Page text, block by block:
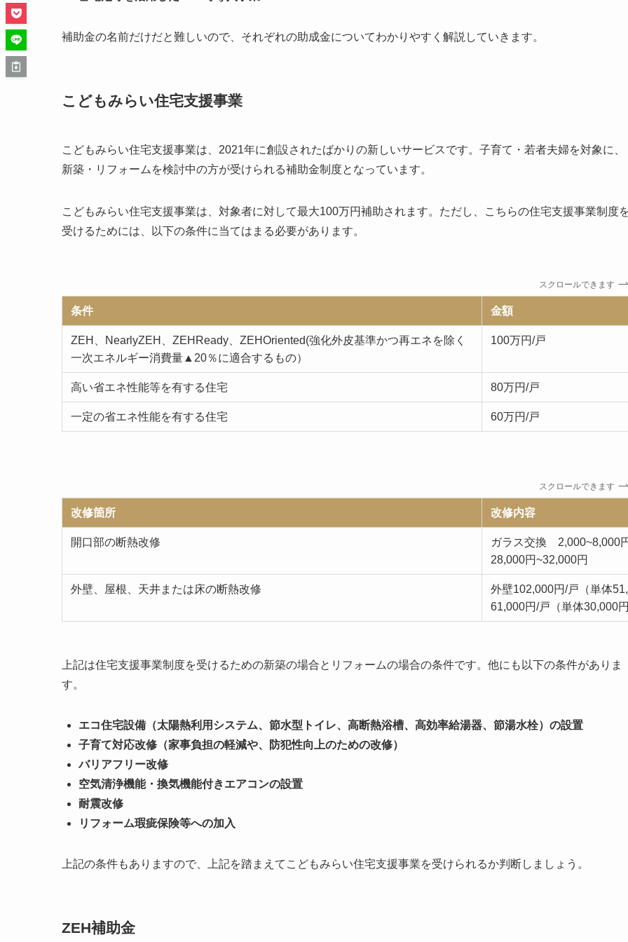
補助金の名前だけだと難しいので、それぞれの助成金についてわかりやすく解説していきます。
こどもみらい住宅支援事業
こどもみらい住宅支援事業は、2021年に創設されたばかりの新しいサービスです。子育て・若者夫婦を対象に、
新築・リフォームを検討中の方が受けられる補助金制度となっています。
こどもみらい住宅支援事業は、対象者に対して最大100万円補助されます。ただし、こちらの住宅支援事業制度
受けるためには、以下の条件に当てはまる必要があります。
スクロールできます
条件 金額
ZEH、NearlyZEH、ZEHReady、ZEHOriented(強化外皮基準かつ再エネを除く
一次エネルギー消費量▲20％に適合するもの）
100万円/戸
高い省エネ性能等を有する住宅 80万円/戸
一定の省エネ性能を有する住宅 60万円/戸
スクロールできます
改修箇所 改修内容
開口部の断熱改修
ガラス交換 2,000~8,000
28,000円~32,000円
外壁、屋根、天井または床の断熱改修
外壁102,000円/戸（単体
61,000円/戸（単体30,000
上記は住宅支援事業制度を受けるための新築の場合とリフォームの場合の条件です。他にも以下の条件がありま
す。
エコ住宅設備（太陽熱利用システム、節水型トイレ、高断熱浴槽、高効率給湯器、節湯水栓）の設置
子育て対応改修（家事負担の軽減や、防犯性向上のための改修）
バリアフリー改修
空気清浄機能・換気機能付きエアコンの設置
耐震改修
リフォーム瑕疵保険等への加入
上記の条件もありますので、上記を踏まえてこどもみらい住宅支援事業を受けられるか判断しましょう。
ZEH補助金